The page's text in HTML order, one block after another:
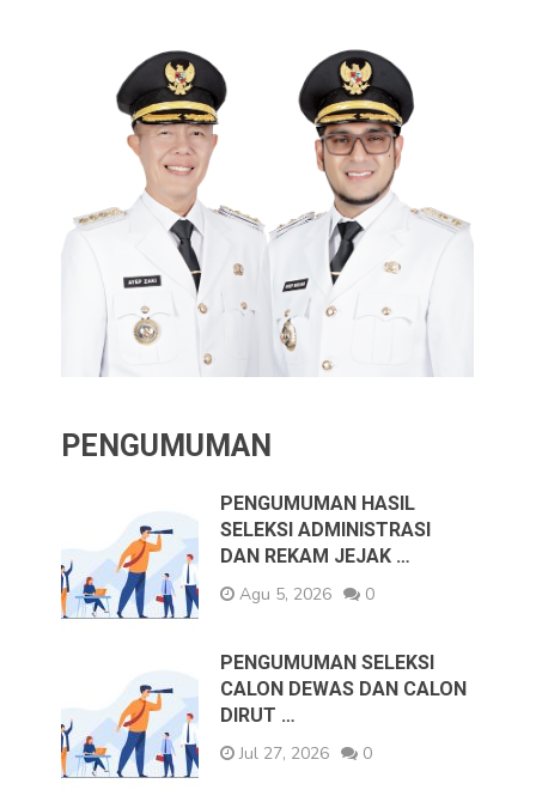
PENGUMUMAN
PENGUMUMAN HASIL
SELEKSI ADMINISTRASI
DAN REKAM JEJAK …
Agu 5, 2026
0
PENGUMUMAN SELEKSI
CALON DEWAS DAN CALON
DIRUT …
Jul 27, 2026
0